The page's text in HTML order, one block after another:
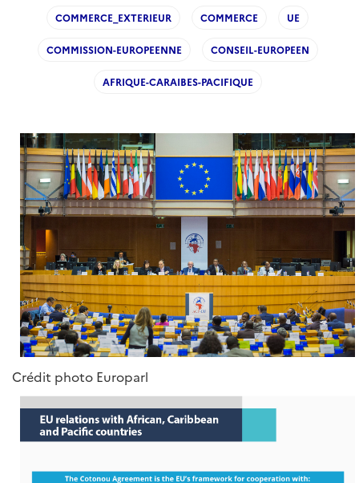
COMMERCE_EXTERIEUR COMMERCE UE
COMMISSION-EUROPEENNE CONSEIL-EUROPEEN
AFRIQUE-CARAIBES-PACIFIQUE
Crédit photo Europarl